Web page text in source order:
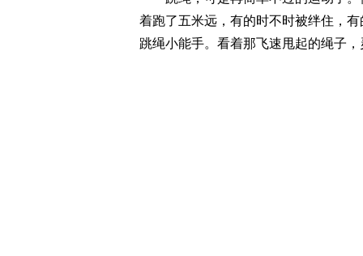
着跑了五米远，有的时不时被绊住，
跳绳小能手。看着那飞速甩起的绳子